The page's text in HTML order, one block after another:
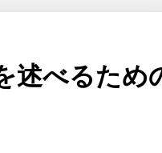
述べるため